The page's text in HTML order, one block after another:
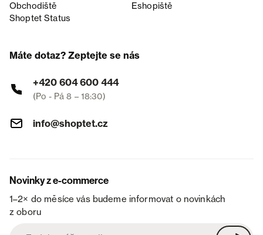
Obchodiště
Eshopiště
Shoptet Status
Máte dotaz? Zeptejte se nás
+420 604 600 444
(Po - Pá 8 – 18:30)
info@shoptet.cz
Novinky z e-commerce
1–2× do měsíce vás budeme informovat o novinkách
z oboru